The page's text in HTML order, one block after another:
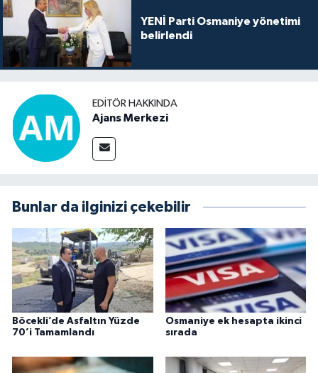
YENİ Parti Osmaniye yönetimi
belirlendi
EDITÖR HAKKINDA
Ajans Merkezi
Bunlar da ilginizi çekebilir
Böcekli’de Asfaltın Yüzde
70’i Tamamlandı
Osmaniye ek hesapta ikinci
sırada